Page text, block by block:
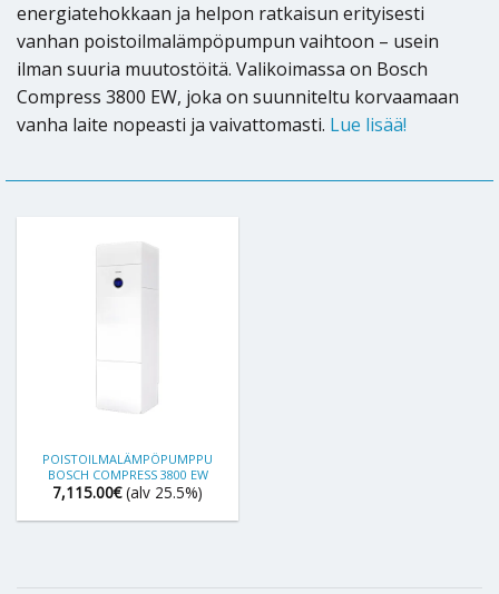
energiatehokkaan ja helpon ratkaisun erityisesti
vanhan poistoilmalämpöpumpun vaihtoon – usein
ilman suuria muutostöitä. Valikoimassa on Bosch
Compress 3800 EW, joka on suunniteltu korvaamaan
vanha laite nopeasti ja vaivattomasti. Lue lisää!
POISTOILMALÄMPÖPUMPPU
BOSCH COMPRESS 3800 EW
7,115.00€ (alv 25.5%)